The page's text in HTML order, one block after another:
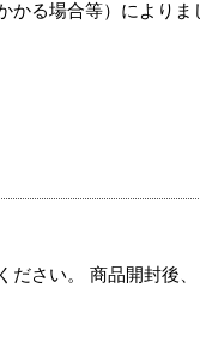
る場合等）により
さい。 商品開封後